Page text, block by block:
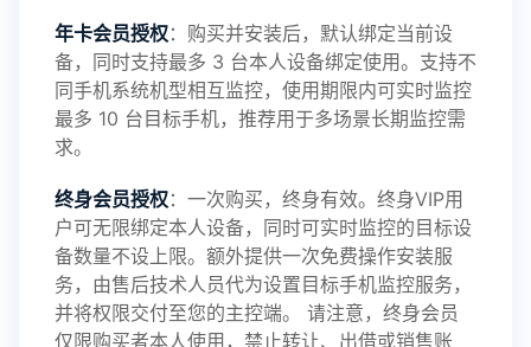
2025-01-13 V3.7
2024-10-08 V3.6
2024-03-16 V3.5
年卡会员授权：购买并安装后，默认绑定当前设
备，同时支持最多 3 台本人设备绑定使用。支持不
同手机系统机型相互监控，使用期限内可实时监控
最多 10 台目标手机，推荐用于多场景长期监控需
求。
终身会员授权：一次购买，终身有效。终身VIP用
户可无限绑定本人设备，同时可实时监控的目标设
备数量不设上限。额外提供一次免费操作安装服
务，由售后技术人员代为设置目标手机监控服务，
并将权限交付至您的主控端。 请注意，终身会员
仅限购买者本人使用，禁止转让、出借或销售账